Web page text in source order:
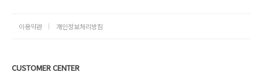
이용약관 개인정보처리방침
CUSTOMER CENTER